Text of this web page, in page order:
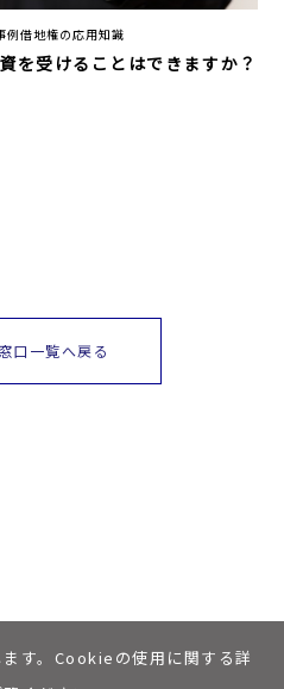
例借地権の応用知識
を受けることはできますか？
口一覧へ戻る
個人情報保護への取り組みについて 私たちについて
す。Cookieの使用に関する詳